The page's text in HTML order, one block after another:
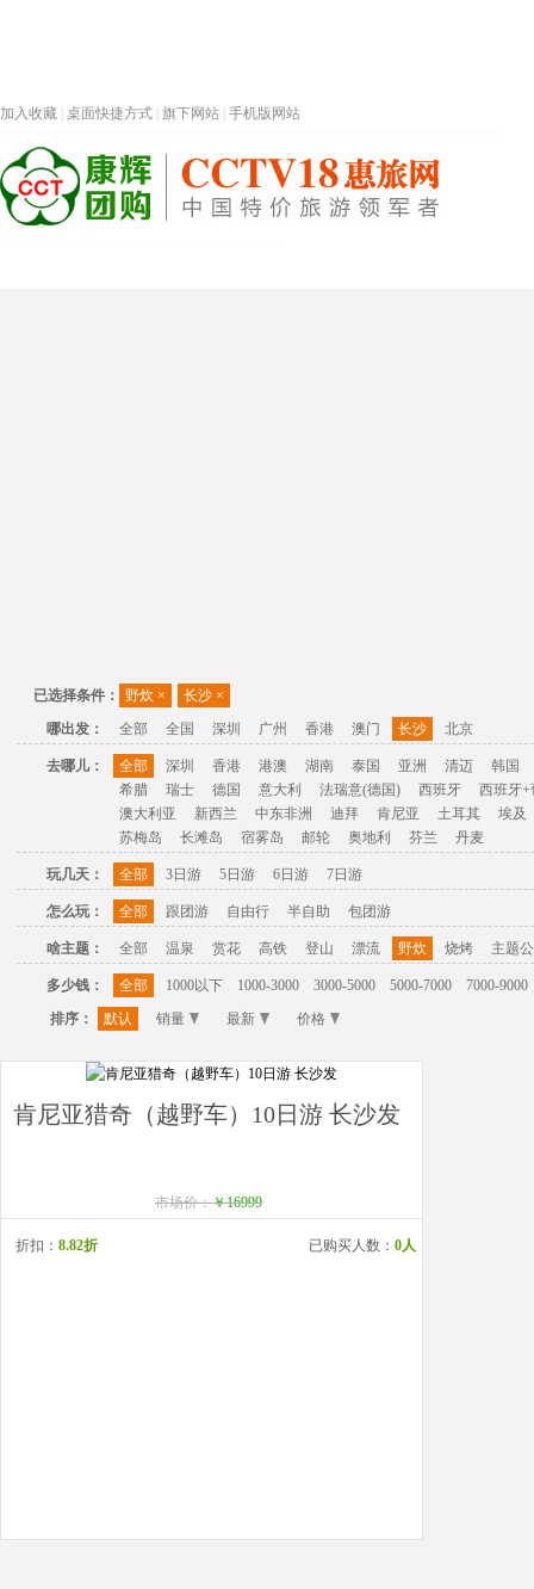
加入收藏 桌面快捷方式 旗下网站 手机版网站
已选择条件： 野炊 × 长沙 ×
哪出发：
全部 全国 深圳 广州 香港 澳门 长沙 北京
去哪儿： 全部 深圳 香港 港澳 湖南 泰国 亚洲 清迈
韩国
希腊
瑞士 德国 意大利 法瑞意(德国) 西班牙
西班牙+
澳大利亚
新西兰 中东非洲 迪拜 肯尼亚 土耳其
埃及
苏梅岛
长滩岛 宿雾岛 邮轮 奥地利 芬兰 丹麦
玩几天： 全部 3日游 5日游 6日游 7日游
怎么玩： 全部 跟团游 自由行 半自助 包团游
啥主题： 全部 温泉 赏花 高铁 登山 漂流 野炊 烧烤 主题
多少钱： 全部 1000以下 1000-3000 3000-5000 5000-7000
7000-9000
排序：
默认 销量 最新 价格
肯尼亚猎奇（越野车）10日游 长沙发
市场价：￥16999
折扣： 8.82折 已购买人数： 0人